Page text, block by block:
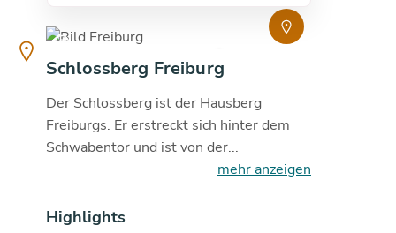
copyright
Schlossberg Freiburg
Der Schlossberg ist der Hausberg
Freiburgs. Er erstreckt sich hinter dem
Schwabentor und ist von der...
mehr anzeigen
Highlights